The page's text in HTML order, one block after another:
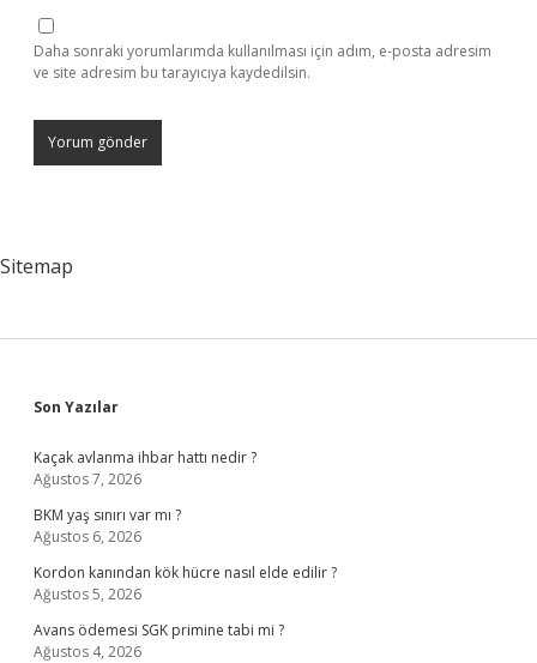
Daha sonraki yorumlarımda kullanılması için adım, e-posta adresim
ve site adresim bu tarayıcıya kaydedilsin.
Sitemap
Sidebar
Son Yazılar
Kaçak avlanma ihbar hattı nedir ?
Ağustos 7, 2026
BKM yaş sınırı var mı ?
Ağustos 6, 2026
Kordon kanından kök hücre nasıl elde edilir ?
Ağustos 5, 2026
Avans ödemesi SGK primine tabi mi ?
Ağustos 4, 2026